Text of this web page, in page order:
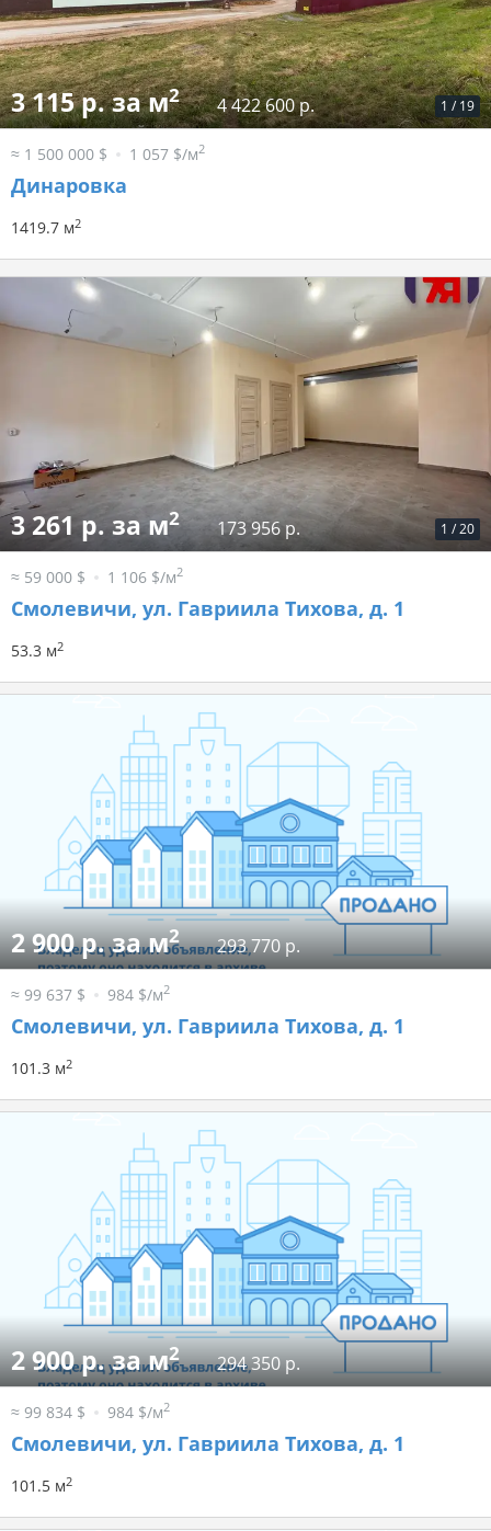
1 / 19
3 115 р. за м2 4 422 600 р.
≈ 1 500 000 $ 1 057 $/м2
Динаровка
1419.7 м2
1 /20
3 261 р. за м2 173 956 р.
≈ 59 000 $ 1 106 $/м2
Смолевичи, ул. Гавриила Тихова, д. 1
53.3 м2
2 900 р. за м2 293 770 р.
≈ 99 637 $ 984 $/м2
Смолевичи, ул. Гавриила Тихова, д. 1
101.3 м2
2 900 р. за м2 294 350 р.
≈ 99 834 $ 984 $/м2
Смолевичи, ул. Гавриила Тихова, д. 1
101.5 м2